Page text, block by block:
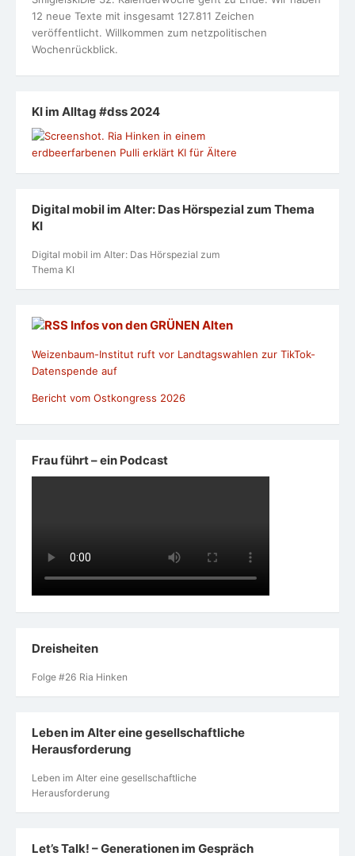
12 neue Texte mit insgesamt 127.811 Zeichen
veröffentlicht. Willkommen zum netzpolitischen
Wochenrückblick.
KI im Alltag #dss 2024
Digital mobil im Alter: Das Hörspezial zum Thema
KI
Digital mobil im Alter: Das Hörspezial zum
Thema KI
Infos von den GRÜNEN Alten
Weizenbaum-Institut ruft vor Landtagswahlen zur TikTok-
Datenspende auf
Bericht vom Ostkongress 2026
Frau führt – ein Podcast
Dreisheiten
Folge #26 Ria Hinken
Leben im Alter eine gesellschaftliche
Herausforderung
Leben im Alter eine gesellschaftliche
Herausforderung
Let’s Talk! – Generationen im Gespräch